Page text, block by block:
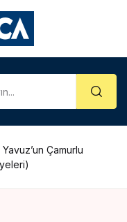
Yavuz’un Çamurlu